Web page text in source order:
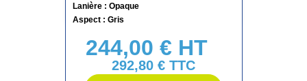
Lanière : Opaque
Aspect : Gris
Prix
244,00 € HT
292,80 € TTC